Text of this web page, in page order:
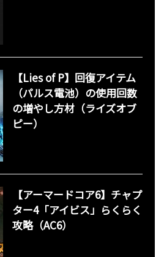
【Lies of P】回復アイテム
（パルス電池）の使用回数
の増やし方材（ライズオブ
ピー）
【アーマードコア6】チャプ
ター4「アイビス」らくらく
攻略（AC6）